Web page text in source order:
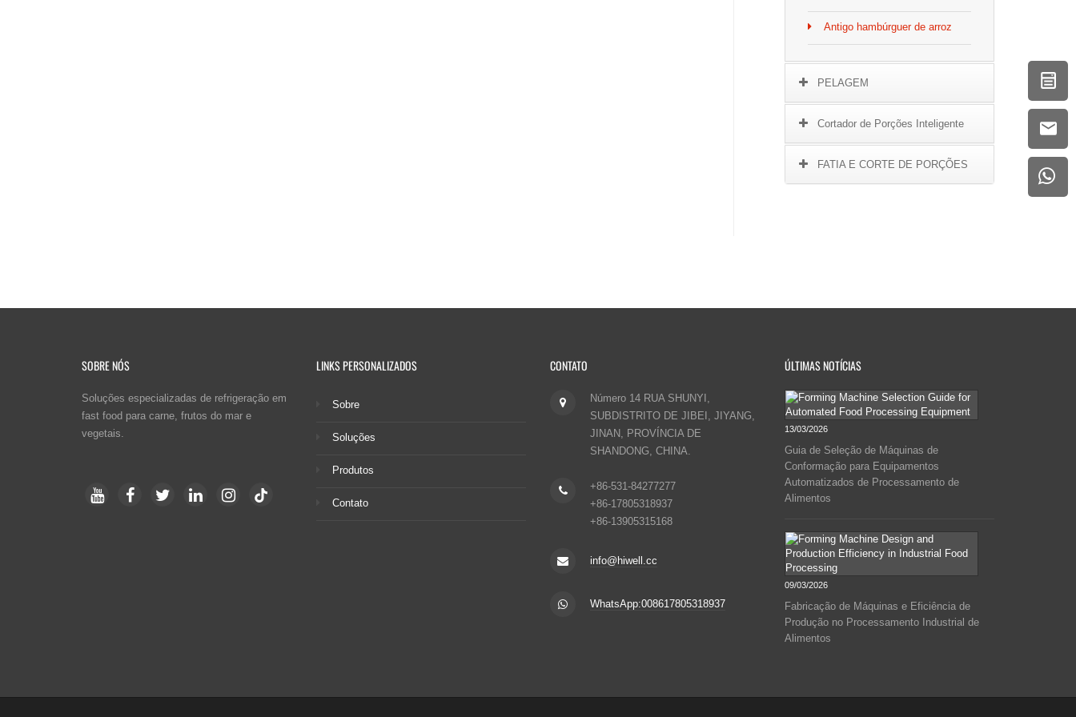
Antigo hambúrguer de arroz
PELAGEM
Cortador de Porções Inteligente
FATIA E CORTE DE PORÇÕES
SOBRE NÓS
Soluções especializadas de refrigeração em
fast food para carne, frutos do mar e
vegetais.
LINKS PERSONALIZADOS
Sobre
Soluções
Produtos
Contato
CONTATO
Número 14 RUA SHUNYI,
SUBDISTRITO DE JIBEI, JIYANG,
JINAN, PROVÍNCIA DE
SHANDONG, CHINA.
+86-531-84277277
+86-17805318937
+86-13905315168
info@hiwell.cc
WhatsApp:008617805318937
ÚLTIMAS NOTÍCIAS
13/03/2026
Guia de Seleção de Máquinas de
Conformação para Equipamentos
Automatizados de Processamento de
Alimentos
09/03/2026
Fabricação de Máquinas e Eficiência de
Produção no Processamento Industrial de
Alimentos